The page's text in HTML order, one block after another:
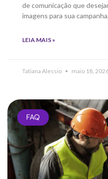
de comunicação que
imagens para sua campanha.
LEIA MAIS »
Tatiana Alessio maio 18,
FAQ